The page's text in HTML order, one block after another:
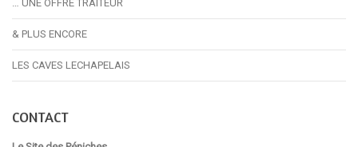
… UNE OFFRE TRAITEUR
& PLUS ENCORE
LES CAVES LECHAPELAIS
CONTACT